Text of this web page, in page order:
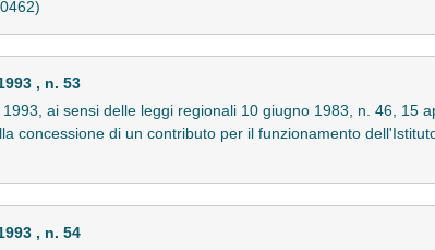
, n. 53
ai sensi delle leggi regionali 10 giugno 1983, n. 46, 15
concessione di un contributo per il funzionamento
, n. 54